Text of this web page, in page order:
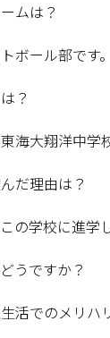
ムは？
ボール部です。
？
海大翔洋中学
だ理由は？
の学校に進学
うですか？
活でのメリハ